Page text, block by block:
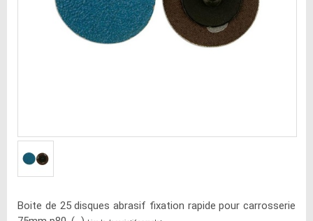
Boite de 25 disques abrasif fixation rapide pour carrosserie